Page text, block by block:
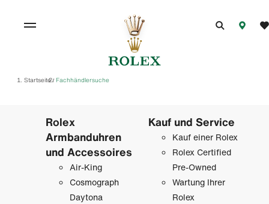
Startseite/ Fachhändlersuche
Rolex
Armbanduhren
und Accessoires
Air-King
Cosmograph
Daytona
Kauf und Service
Kauf einer Rolex
Rolex Certified
Pre-Owned
Wartung Ihrer
Rolex